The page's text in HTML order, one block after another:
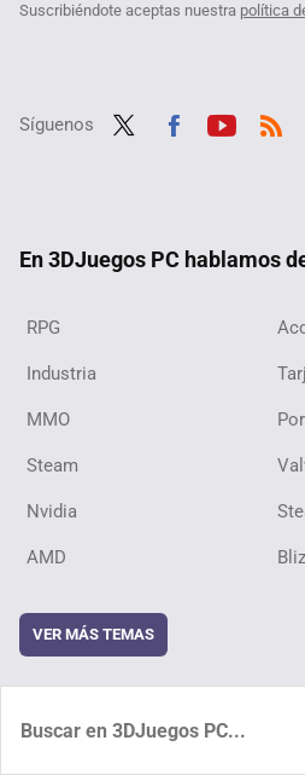
Suscribiéndote aceptas nuestra política
Síguenos
En 3DJuegos PC hablamos
RPG
Industria
MMO
Steam
Nvidia
AMD
VER MÁS TEMAS